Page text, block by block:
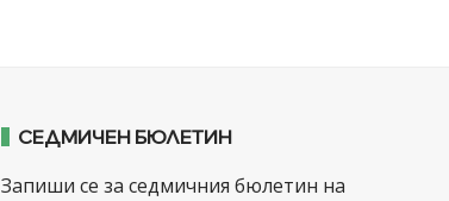
СЕДМИЧЕН БЮЛЕТИН
Запиши се за седмичния бюлетин на